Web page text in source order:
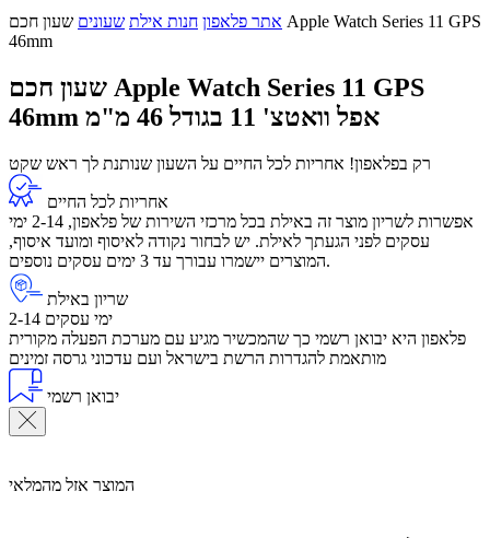
אתר פלאפון חנות אילת שעונים שעון חכם Apple Watch Series 11 GPS
46mm
שעון חכם Apple Watch Series 11 GPS
46mm
אפל וואטצ' 11 בגודל 46 מ"מ
רק בפלאפון! אחריות לכל החיים על השעון שנותנת לך ראש שקט
אחריות לכל החיים
אפשרות לשריון מוצר זה באילת בכל מרכזי השירות של פלאפון, 2-14 ימי
עסקים לפני הגעתך לאילת. יש לבחור נקודה לאיסוף ומועד איסוף,
המוצרים יישמרו עבורך עד 3 ימים עסקים נוספים.
שריון באילת
2-14 ימי עסקים
פלאפון היא יבואן רשמי כך שהמכשיר מגיע עם מערכת הפעלה מקורית
מותאמת להגדרות הרשת בישראל ועם עדכוני גרסה זמינים
יבואן רשמי
המוצר אזל מהמלאי